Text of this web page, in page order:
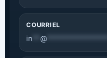
COURRIEL
in @